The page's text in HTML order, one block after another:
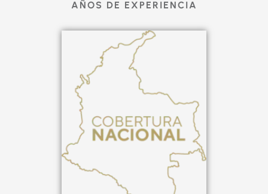
AÑOS DE EXPERIENCIA